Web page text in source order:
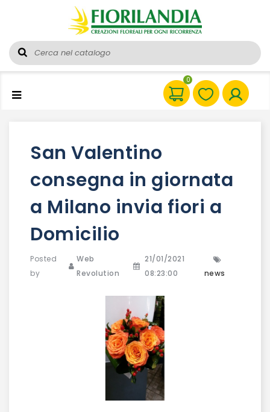
0
San Valentino
consegna in giornata
a Milano invia fiori a
Domicilio
Posted
by
Web
Revolution
21/01/2021
08:23:00
news